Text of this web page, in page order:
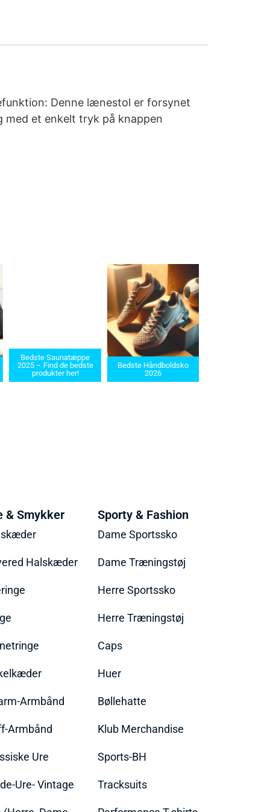
Denne lænestol er forsynet
et enkelt tryk på knappen
Bedste Saunatæppe
2025 – Find de bedste
produkter her!
Bedste Håndboldsko
2026
& Smykker
Halskæder
Armbånd
Armbånd
Ure
Ure- Vintage
Sporty & Fashion
Dame Sportssko
Dame Træningstøj
Herre Sportssko
Herre Træningstøj
Caps
Huer
Bøllehatte
Klub Merchandise
Sports-BH
Tracksuits